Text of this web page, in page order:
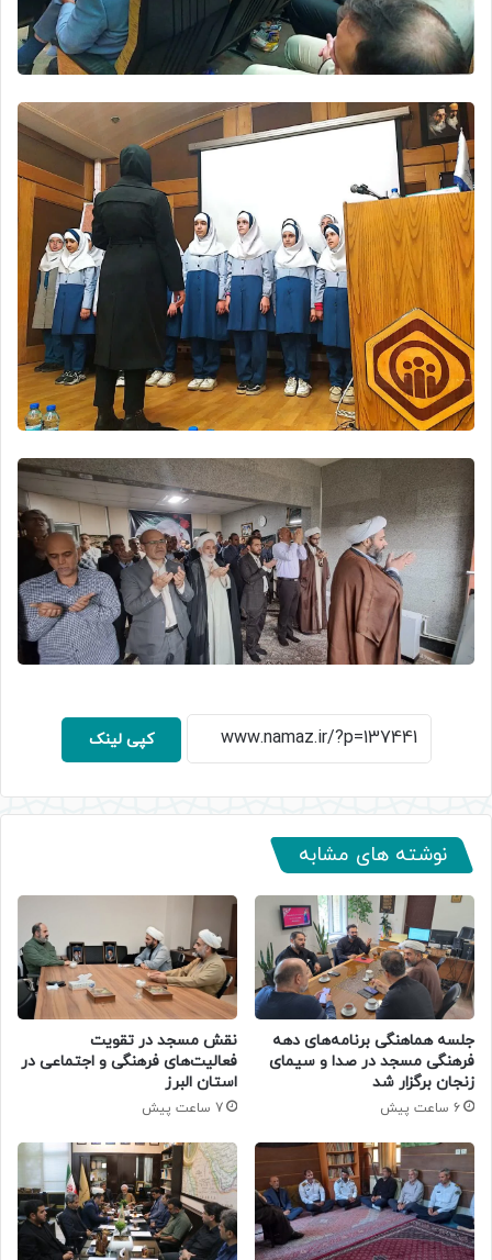
کپی لینک
نوشته های مشابه
جلسه هماهنگی برنامه‌های دهه
فرهنگی مسجد در صدا و سیمای
زنجان برگزار شد
6 ساعت پیش
نقش مسجد در تقویت
فعالیت‌های فرهنگی و اجتماعی در
استان البرز
7 ساعت پیش